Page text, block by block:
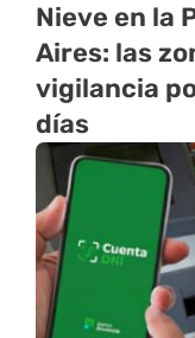
Nieve en la
Aires: las
vigilancia
días